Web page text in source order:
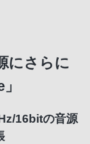
にさらに
16bitの音源